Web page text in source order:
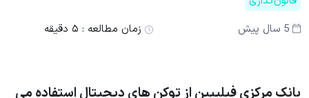
5 سال پیش
زمان مطالعه : ۵ دقیقه
بانک مرکزی فیلیپین از توکن های دیجیتال استفاده می